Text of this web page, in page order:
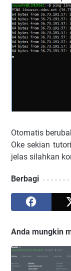
Otomatis
Oke sekian
jelas silahkan
Berbagi
Anda mungkin